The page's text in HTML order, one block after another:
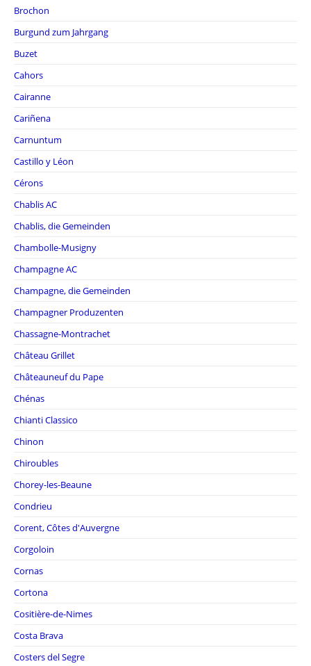
Brochon
Burgund zum Jahrgang
Buzet
Cahors
Cairanne
Cariñena
Carnuntum
Castillo y Léon
Cérons
Chablis AC
Chablis, die Gemeinden
Chambolle-Musigny
Champagne AC
Champagne, die Gemeinden
Champagner Produzenten
Chassagne-Montrachet
Château Grillet
Châteauneuf du Pape
Chénas
Chianti Classico
Chinon
Chiroubles
Chorey-les-Beaune
Condrieu
Corent, Côtes d'Auvergne
Corgoloin
Cornas
Cortona
Cositière-de-Nimes
Costa Brava
Costers del Segre